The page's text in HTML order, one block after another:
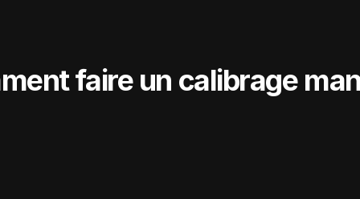
faire un calibrage